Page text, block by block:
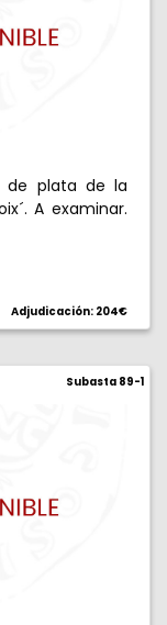
de plata de la
A examinar.
Adjudicación: 204€
Subasta 89-1